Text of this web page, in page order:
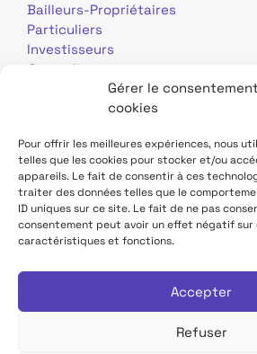
Gérer le
cookies
Pour offrir les meilleures expériences, nous
telles que les cookies pour stocker et/ou
appareils. Le fait de consentir à ces
traiter des données telles que le
ID uniques sur ce site. Le fait de ne pas
consentement peut avoir un effet négatif sur
caractéristiques et fonctions.
Accepter
Refuser
Bailleurs-Propriétaires
Particuliers
Investisseurs
Journalistes
Mentions légales
Contact Site TDF
Déclaration